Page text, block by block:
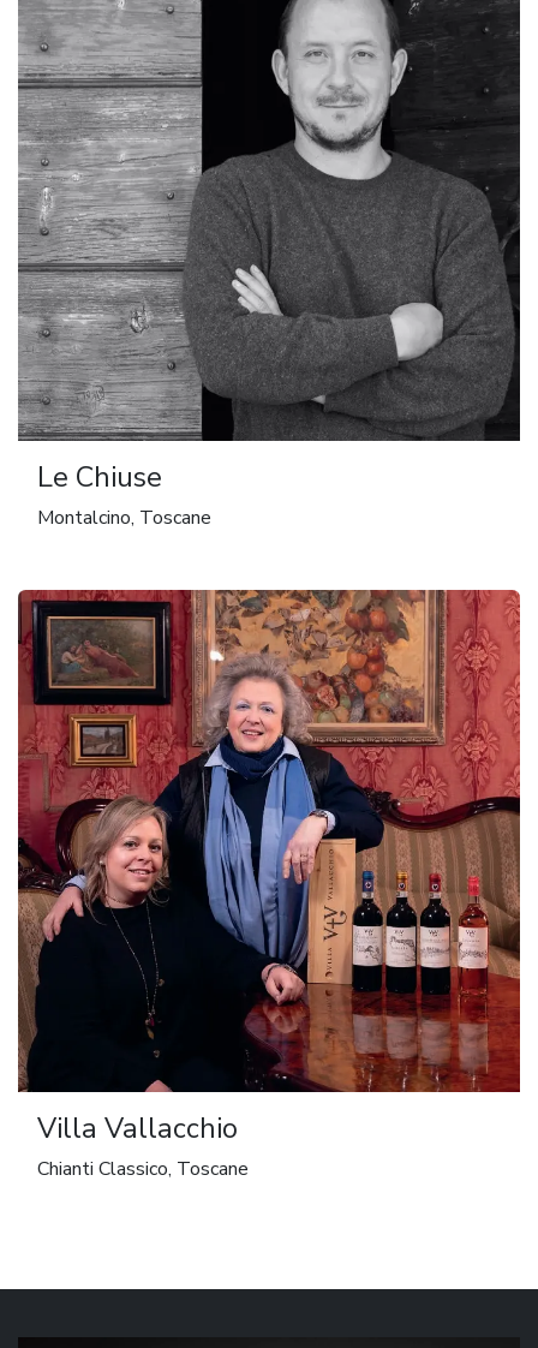
Le Chiuse
Montalcino, Toscane
Villa Vallacchio
Chianti Classico, Toscane